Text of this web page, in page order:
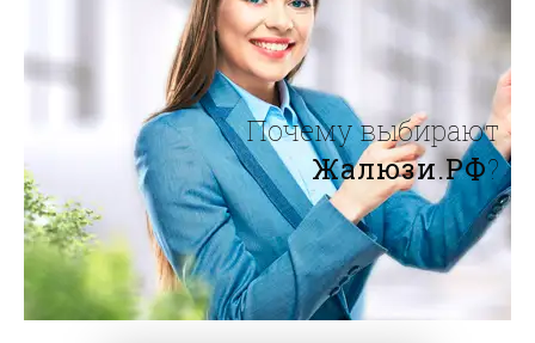
Почему выбирают
Жалюзи.РФ?